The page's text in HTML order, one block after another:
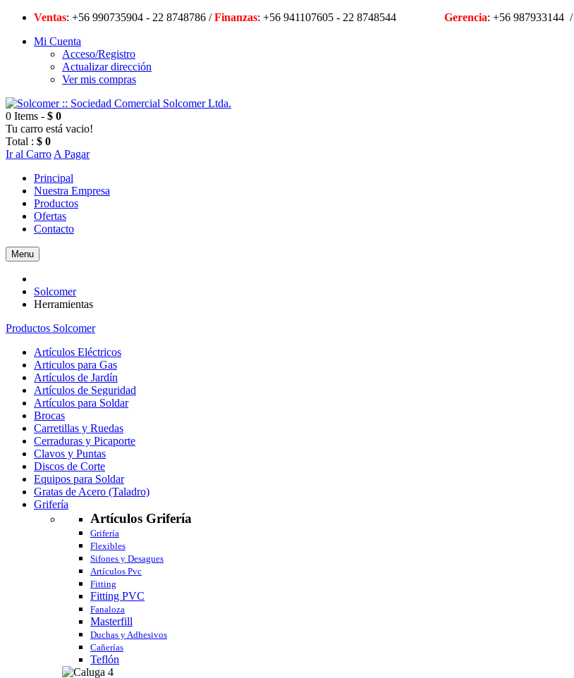
Ventas: +56 990735904 - 22 8748786 /Finanzas: +56 941107605 - 22 8748544 Gerencia: +56 987933144 /
Mi Cuenta
Acceso/Registro
Actualizar dirección
Ver mis compras
0 Items - $ 0
Tu carro está vacio!
Total : $ 0
Ir al Carro A Pagar
Principal
Nuestra Empresa
Productos
Ofertas
Contacto
Menu
Solcomer
Herramientas
Productos Solcomer
Artículos Eléctricos
Articulos para Gas
Artículos de Jardín
Artículos de Seguridad
Artículos para Soldar
Brocas
Carretillas y Ruedas
Cerraduras y Picaporte
Clavos y Puntas
Discos de Corte
Equipos para Soldar
Gratas de Acero (Taladro)
Grifería
Artículos Grifería
Grifería
Flexibles
Sifones y Desagues
Artículos Pvc
Fitting
Fitting PVC
Fanaloza
Masterfill
Duchas y Adhesivos
Cañerías
Teflón